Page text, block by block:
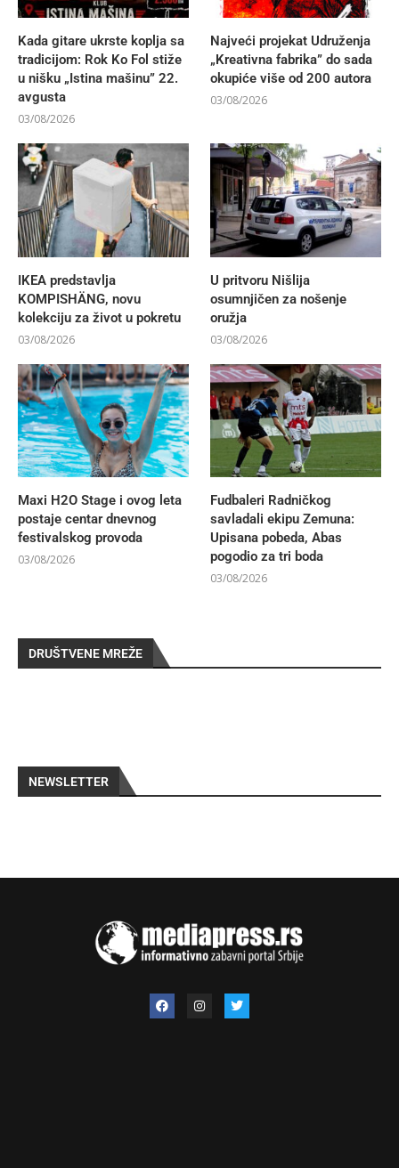
Kada gitare ukrste koplja sa
tradicijom: Rok Ko Fol stiže
u nišku „Istina mašinu” 22.
avgusta
03/08/2026
Najveći projekat Udruženja
„Kreativna fabrika” do sada
okupiće više od 200 autora
03/08/2026
IKEA predstavlja
KOMPISHÄNG, novu
kolekciju za život u pokretu
03/08/2026
U pritvoru Nišlija
osumnjičen za nošenje
oružja
03/08/2026
Maxi H2O Stage i ovog leta
postaje centar dnevnog
festivalskog provoda
03/08/2026
Fudbaleri Radničkog
savladali ekipu Zemuna:
Upisana pobeda, Abas
pogodio za tri boda
03/08/2026
DRUŠTVENE MREŽE
NEWSLETTER